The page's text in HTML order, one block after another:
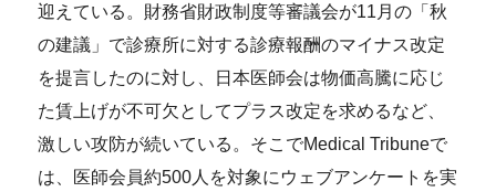
迎えている。財務省財政制度等審議会が11月の「秋
の建議」で診療所に対する診療報酬のマイナス改定
を提言したのに対し、日本医師会は物価高騰に応じ
た賃上げが不可欠としてプラス改定を求めるなど、
激しい攻防が続いている。そこでMedical Tribuneで
は、医師会員約500人を対象にウェブアンケートを実